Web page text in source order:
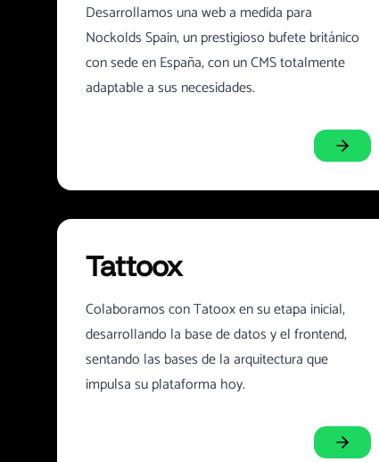
Desarrollamos una web a medida para
Nockolds Spain, un prestigioso bufete británico
con sede en España, con un CMS totalmente
adaptable a sus necesidades.
Tattoox
Colaboramos con Tatoox en su etapa inicial,
desarrollando la base de datos y el frontend,
sentando las bases de la arquitectura que
impulsa su plataforma hoy.